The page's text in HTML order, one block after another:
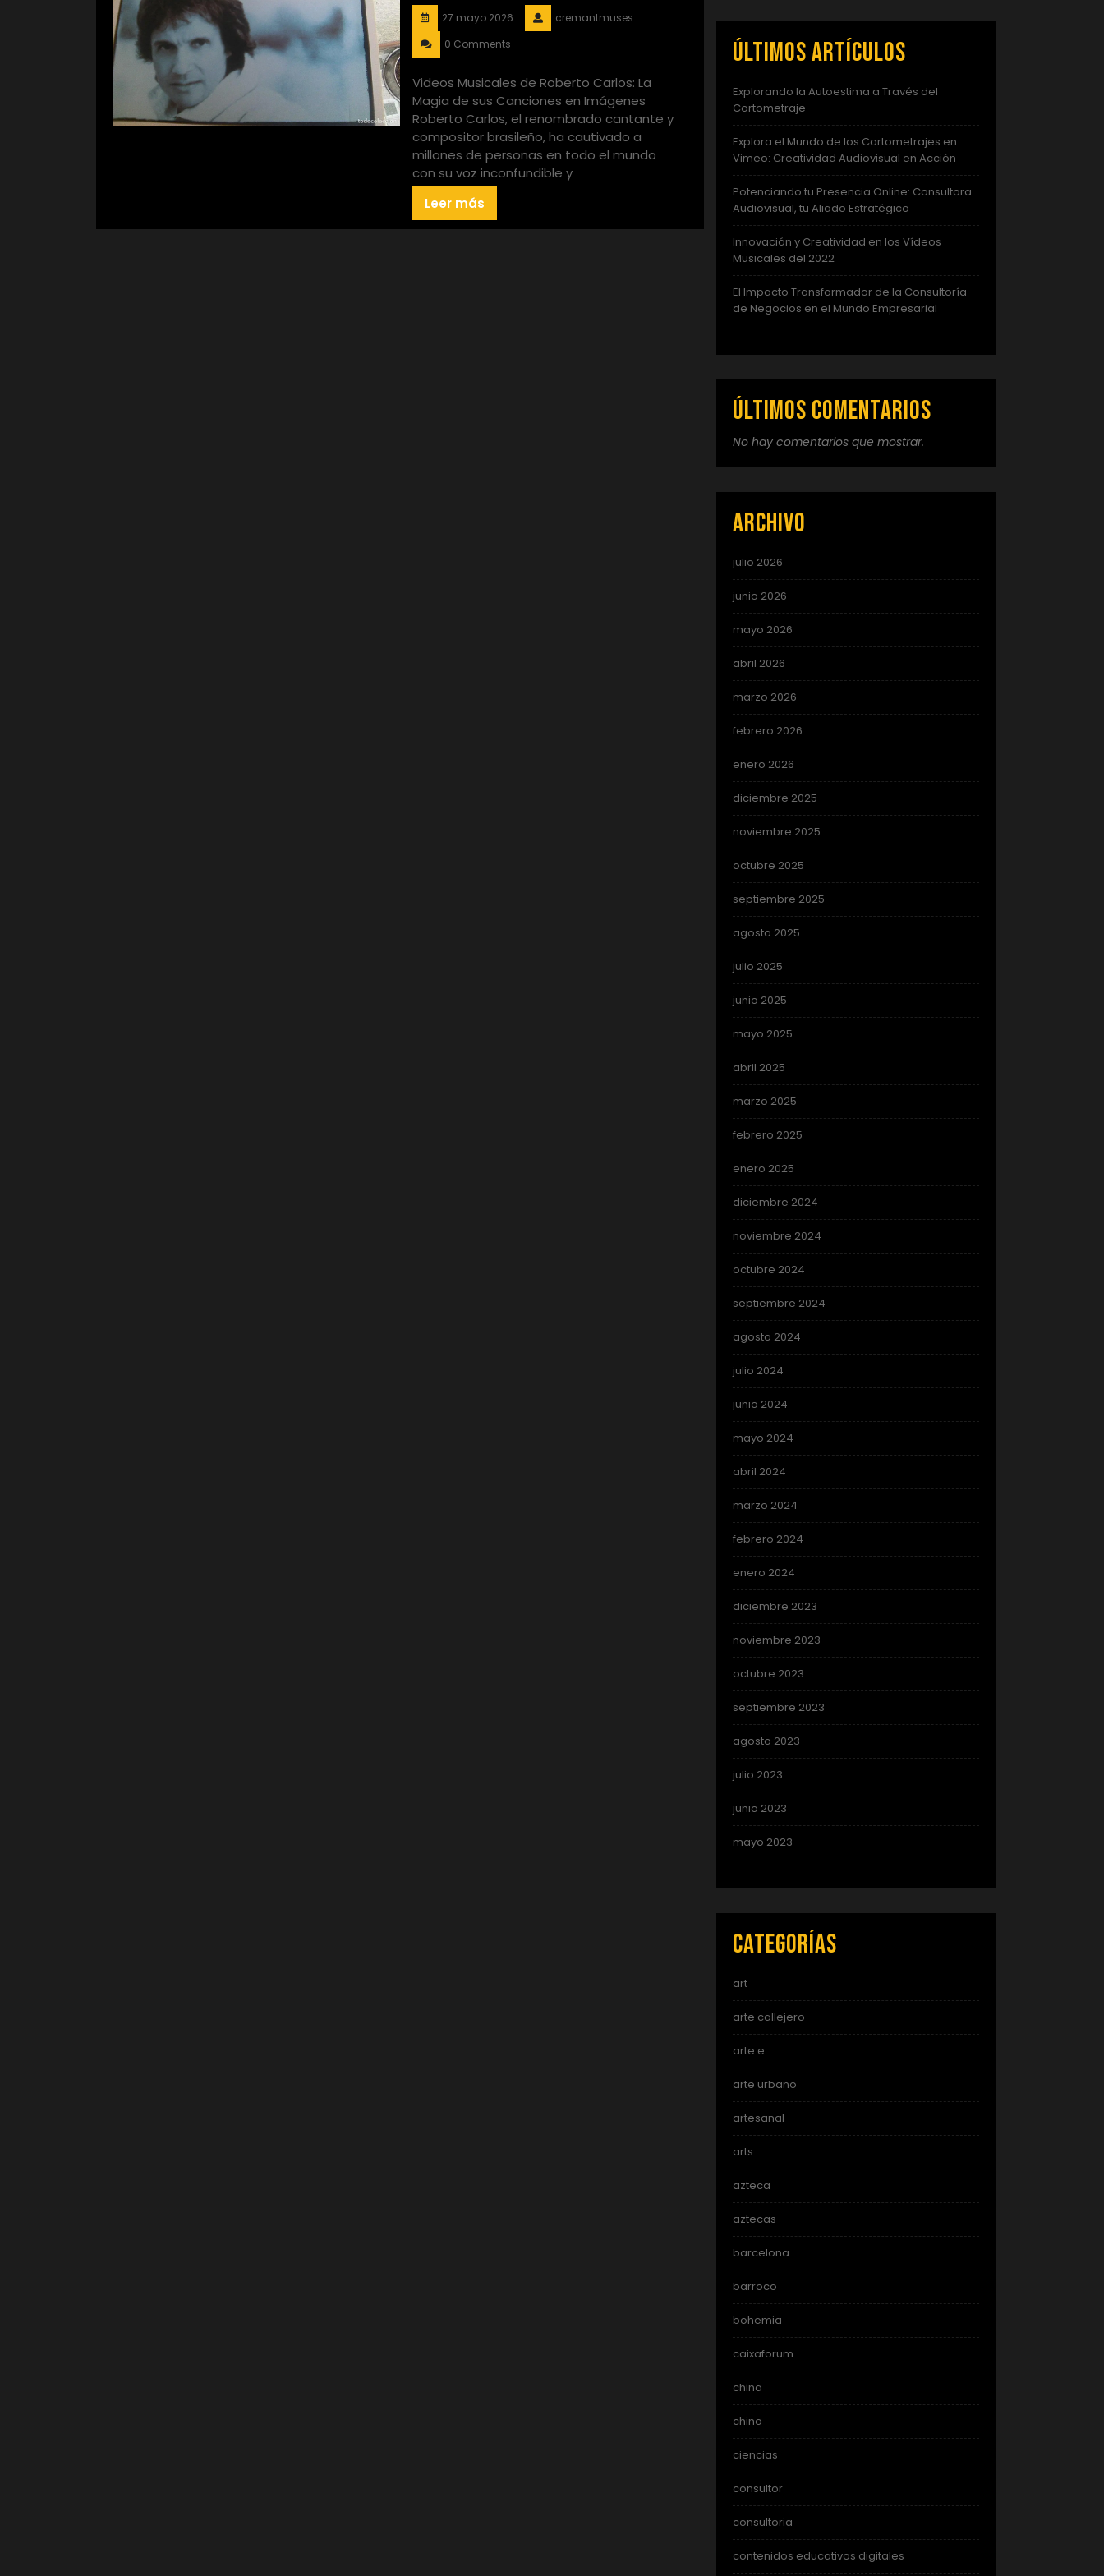
27 mayo 2026
cremantmuses
0 Comments
Videos Musicales de Roberto Carlos: La
Magia de sus Canciones en Imágenes
Roberto Carlos, el renombrado cantante y
compositor brasileño, ha cautivado a
millones de personas en todo el mundo
con su voz inconfundible y
Leer más
Últimos artículos
Explorando la Autoestima a Través del
Cortometraje
Explora el Mundo de los Cortometrajes en
Vimeo: Creatividad Audiovisual en Acción
Potenciando tu Presencia Online: Consultora
Audiovisual, tu Aliado Estratégico
Innovación y Creatividad en los Vídeos
Musicales del 2022
El Impacto Transformador de la Consultoría
de Negocios en el Mundo Empresarial
Últimos comentarios
No hay comentarios que mostrar.
Archivo
julio 2026
junio 2026
mayo 2026
abril 2026
marzo 2026
febrero 2026
enero 2026
diciembre 2025
noviembre 2025
octubre 2025
septiembre 2025
agosto 2025
julio 2025
junio 2025
mayo 2025
abril 2025
marzo 2025
febrero 2025
enero 2025
diciembre 2024
noviembre 2024
octubre 2024
septiembre 2024
agosto 2024
julio 2024
junio 2024
mayo 2024
abril 2024
marzo 2024
febrero 2024
enero 2024
diciembre 2023
noviembre 2023
octubre 2023
septiembre 2023
agosto 2023
julio 2023
junio 2023
mayo 2023
Categorías
art
arte callejero
arte e
arte urbano
artesanal
arts
azteca
aztecas
barcelona
barroco
bohemia
caixaforum
china
chino
ciencias
consultor
consultoria
contenidos educativos digitales